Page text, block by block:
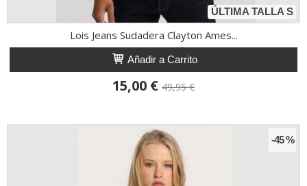
ÚLTIMA TALLA S
Lois Jeans Sudadera Clayton Ames...
Añadir a Carrito
15,00 € 49,95 €
-45 %